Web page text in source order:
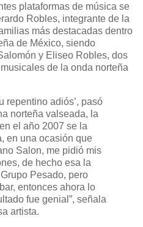
plataformas de música se
Robles, integrante de la
más destacadas dentro
de México, siendo
y Eliseo Robles, dos
de la onda norteña
repentino adiós’, pasó
norteña valseada, la
el año 2007 se la
en una ocasión que
Salon, me pidió mis
de hecho esa la
Pesado, pero
entonces ahora lo
fue genial”, señala
artista.